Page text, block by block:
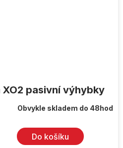
XO2 pasivní výhybky
Obvykle skladem do 48hod
Do košíku